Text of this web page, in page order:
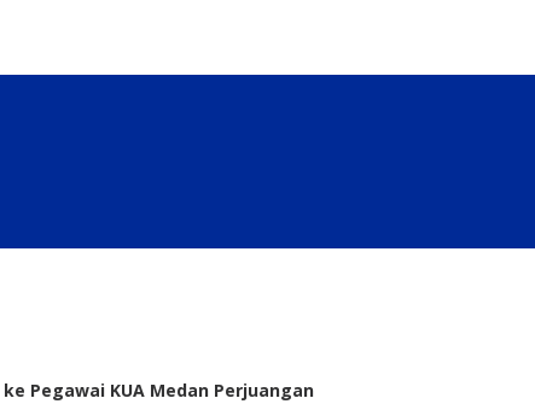
Pegawai KUA Medan Perjuangan